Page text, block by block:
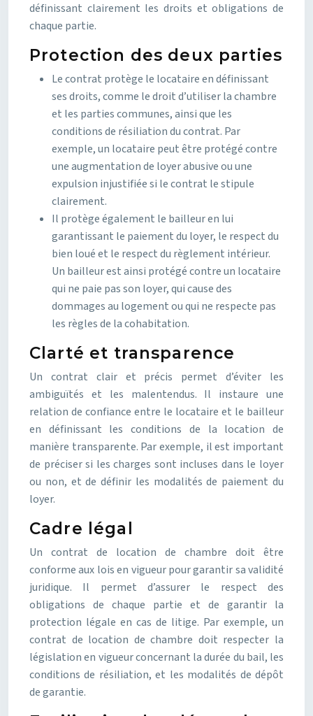
définissant clairement les droits et obligations de
chaque partie.
Protection des deux parties
Le contrat protège le locataire en définissant
ses droits, comme le droit d’utiliser la chambre
et les parties communes, ainsi que les
conditions de résiliation du contrat. Par
exemple, un locataire peut être protégé contre
une augmentation de loyer abusive ou une
expulsion injustifiée si le contrat le stipule
clairement.
Il protège également le bailleur en lui
garantissant le paiement du loyer, le respect du
bien loué et le respect du règlement intérieur.
Un bailleur est ainsi protégé contre un locataire
qui ne paie pas son loyer, qui cause des
dommages au logement ou qui ne respecte pas
les règles de la cohabitation.
Clarté et transparence
Un contrat clair et précis permet d’éviter les
ambiguïtés et les malentendus. Il instaure une
relation de confiance entre le locataire et le bailleur
en définissant les conditions de la location de
manière transparente. Par exemple, il est important
de préciser si les charges sont incluses dans le loyer
ou non, et de définir les modalités de paiement du
loyer.
Cadre légal
Un contrat de location de chambre doit être
conforme aux lois en vigueur pour garantir sa validité
juridique. Il permet d’assurer le respect des
obligations de chaque partie et de garantir la
protection légale en cas de litige. Par exemple, un
contrat de location de chambre doit respecter la
législation en vigueur concernant la durée du bail, les
conditions de résiliation, et les modalités de dépôt
de garantie.